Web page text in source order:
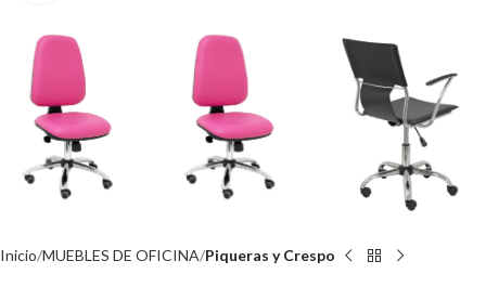
Inicio MUEBLES DE OFICINA Piqueras y Crespo